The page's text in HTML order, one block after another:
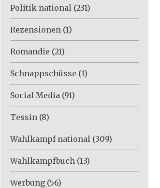
Politik national (231)
Rezensionen (1)
Romandie (21)
Schnappschüsse (1)
Social Media (91)
Tessin (8)
Wahlkampf national (309)
Wahlkampfbuch (13)
Werbung (56)